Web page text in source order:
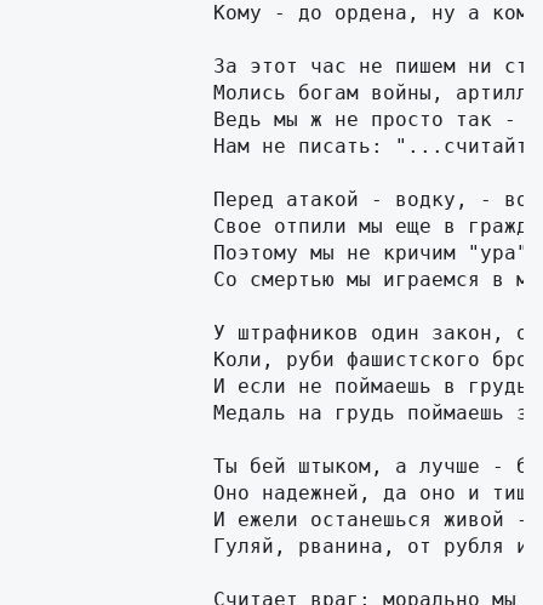
Кому - до ордена, ну а